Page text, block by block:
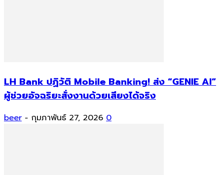
LH Bank ปฏิวัติ Mobile Banking! ส่ง “GENIE AI”
ผู้ช่วยอัจฉริยะสั่งงานด้วยเสียงได้จริง
beer - กุมภาพันธ์ 27, 2026 0